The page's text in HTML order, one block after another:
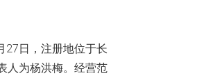
27日，注册地位于长
人为杨洪梅。经营范